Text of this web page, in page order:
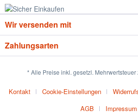
Wir versenden mit
Zahlungsarten
* Alle Preise inkl. gesetzl. Mehrwertsteuer
Kontakt Cookie-Einstellungen
AGB
Impressum